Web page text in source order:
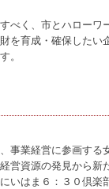
べく、市とハローワ
を育成・確保した
。
事業経営に参画す
営資源の発見から新
いはま６：３０倶